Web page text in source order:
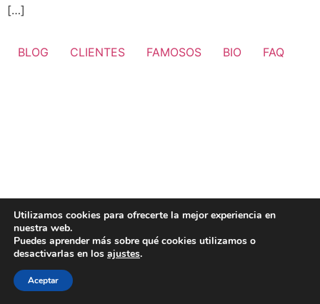
[…]
BLOG CLIENTES FAMOSOS BIO FAQ
Utilizamos cookies para ofrecerte la mejor experiencia en
nuestra web.
Puedes aprender más sobre qué cookies utilizamos o
desactivarlas en los ajustes.
Aceptar